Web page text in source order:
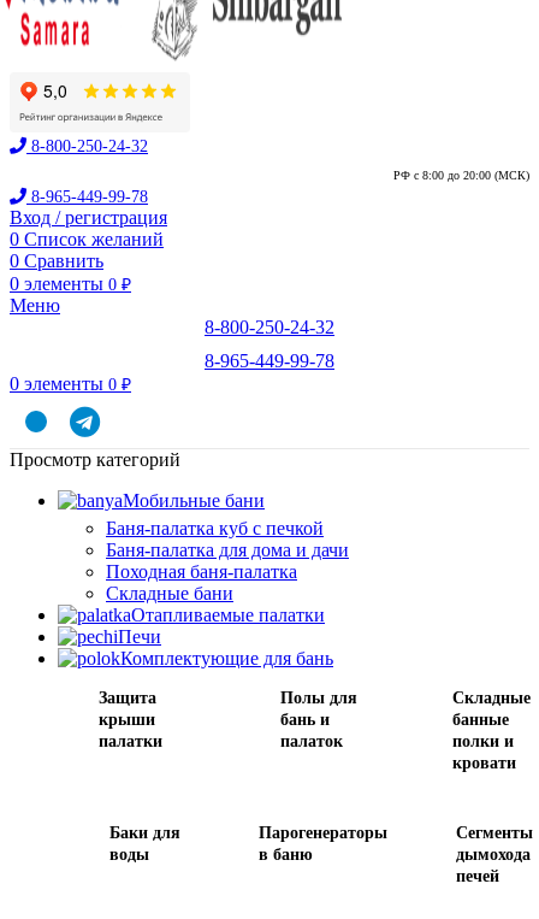
8-800-250-24-32
РФ с 8:00 до 20:00 (МСК)
8-965-449-99-78
Вход / регистрация
0 Список желаний
0 Сравнить
0 элементы 0 ₽
Меню
8-800-250-24-32
8-965-449-99-78
0 элементы 0 ₽
Просмотр категорий
Мобильные бани
Баня-палатка куб с печкой
Баня-палатка для дома и дачи
Походная баня-палатка
Складные бани
Отапливаемые палатки
Печи
Комплектующие для бань
Защита
крыши
палатки
Полы для
бань и
палаток
Складные
банные
полки и
кровати
Баки для
воды
Парогенераторы
в баню
Сегменты
дымохода
печей